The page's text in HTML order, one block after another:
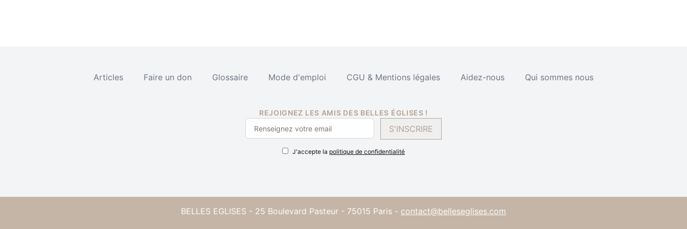
Articles Faire un don Glossaire Mode d'emploi CGU & Mentions légales Aidez-nous Qui sommes nous
REJOIGNEZ LES AMIS DES BELLES ÉGLISES !
S'INSCRIRE
J'accepte la politique de confidentialité
BELLES EGLISES - 25 Boulevard Pasteur - 75015 Paris - contact@belleseglises.com